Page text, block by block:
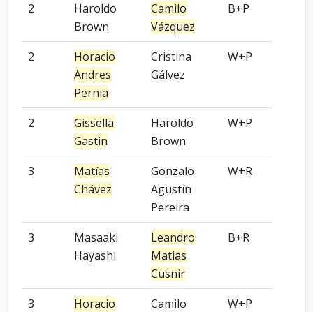
2
Haroldo
Brown
Camilo
Vázquez
B+P
2
Horacio
Andres
Pernia
Cristina
Gálvez
W+P
2
Gissella
Gastin
Haroldo
Brown
W+P
3
Matías
Chávez
Gonzalo
Agustín
Pereira
W+R
3
Masaaki
Hayashi
Leandro
Matias
Cusnir
B+R
3
Horacio
Camilo
W+P